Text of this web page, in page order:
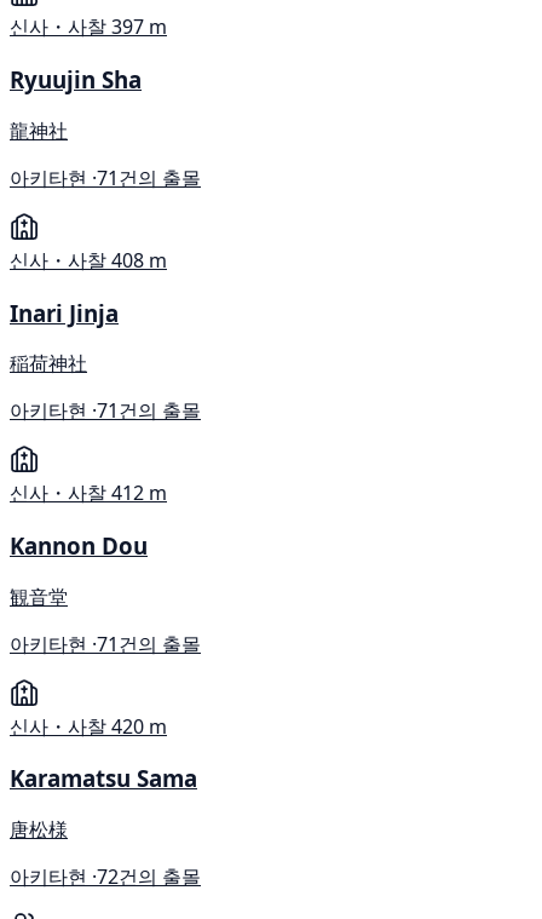
신사・사찰397 m
Ryuujin Sha
龍神社
아키타현 ·71건의 출몰
신사・사찰408 m
Inari Jinja
稲荷神社
아키타현 ·71건의 출몰
신사・사찰412 m
Kannon Dou
観音堂
아키타현 ·71건의 출몰
신사・사찰420 m
Karamatsu Sama
唐松様
아키타현 ·72건의 출몰